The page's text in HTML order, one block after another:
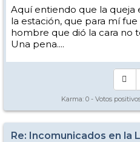
Aquí entiendo que la queja
la estación, que para mí
hombre que dió la cara no
Una pena....
Karma: 0 - Votos
Re: Incomunicados en la